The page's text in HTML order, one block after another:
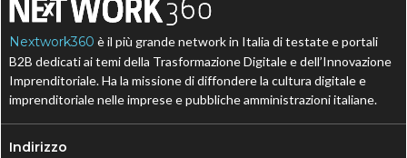
Nextwork360 è il più grande network in Italia di testate e portali
B2B dedicati ai temi della Trasformazione Digitale e dell’Innovazione
Imprenditoriale. Ha la missione di diffondere la cultura digitale e
imprenditoriale nelle imprese e pubbliche amministrazioni italiane.
Indirizzo